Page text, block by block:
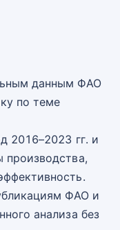
данным ФАО
по теме
2016–2023 гг. и
производства,
ФАО и
анализа без